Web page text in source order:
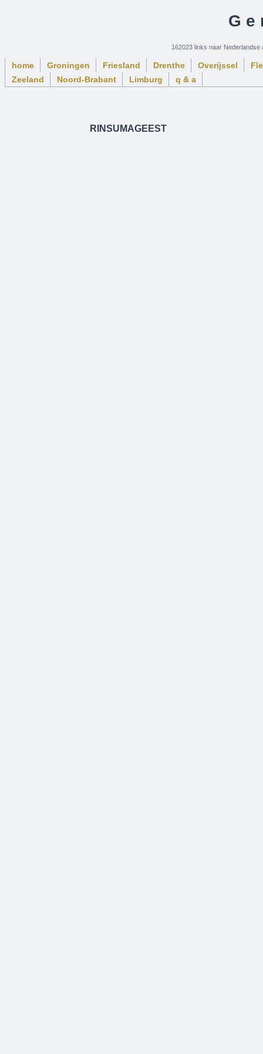
162023 links naar
home Groningen Friesland Drenthe Overijssel
Zeeland
Noord-Brabant Limburg q & a
RINSUMAGEEST